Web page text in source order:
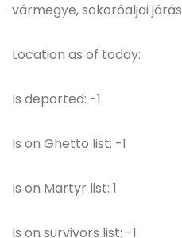
vármegye, sokoróaljai járás
Location as of today:
Is deported: -1
Is on Ghetto list: -1
Is on Martyr list: 1
Is on survivors list: -1